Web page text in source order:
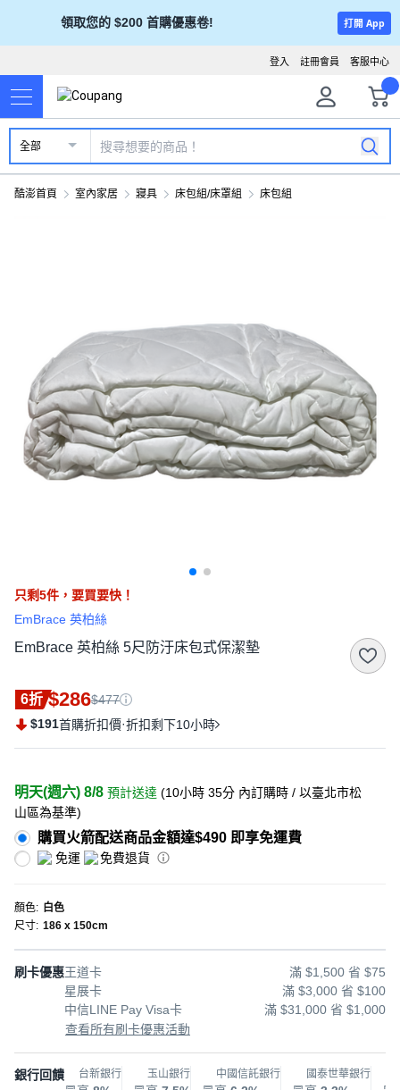
領取您的 $200 首購優惠卷! 打開 App
客服中心
註冊會員
登入
全部
酷澎首頁 室內家居 寢具 床包組/床罩組 床包組
只剩5件， 要買要快！
EmBrace 英柏絲
EmBrace 英柏絲 5尺防汙床包式保潔墊
6折 $286$477
$191首購折扣價·折扣剩下10小時
明天(週六) 8/8 預計送達 (10小時 35分 內訂購時 / 以臺北市松
山區為基準)
購買火箭配送商品金額達$490 即享免運費
免運 免費退貨
顏色: 白色
尺寸: 186 x 150cm
刷卡優惠王道卡
滿 $1,500 省 $75
星展卡
滿 $3,000 省 $100
中信LINE Pay Visa卡
滿 $31,000 省 $1,000
查看所有刷卡優惠活動
銀行回饋 台新銀行 玉山銀行 中國信託銀行 國泰世華銀行